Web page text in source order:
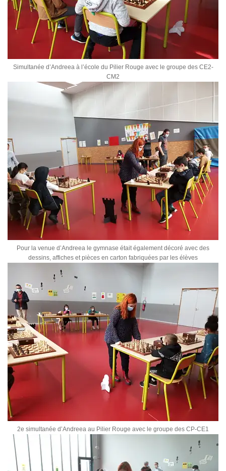
Simultanée d’Andreea à l’école du Pilier Rouge avec le groupe des CE2-
CM2
Pour la venue d’Andreea le gymnase était également décoré avec des
dessins, affiches et pièces en carton fabriquées par les élèves
2e simultanée d’Andreea au Pilier Rouge avec le groupe des CP-CE1